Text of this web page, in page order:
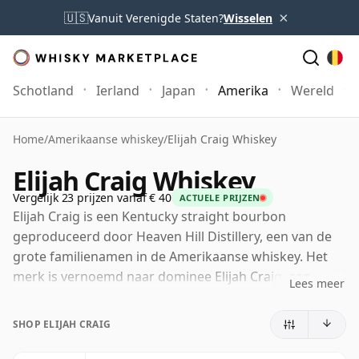
🇺🇸Vanuit Verenigde Staten?Wisselen ×
Schotland Ierland Japan Amerika Wereld
Home/Amerikaanse whiskey/Elijah Craig Whiskey
Elijah Craig Whiskey
Vergelijk 23 prijzen vanaf € 40 ACTUELE PRIJZEN
Elijah Craig is een Kentucky straight bourbon
geproduceerd door Heaven Hill Distillery, een van de
grote familienamen in de Amerikaanse whiskey. Het
merk is vernoemd naar dominee Elijah Craig, een
geassocieerd met het gebruik van verkoolde
Lees meer
SHOP ELIJAH CRAIG